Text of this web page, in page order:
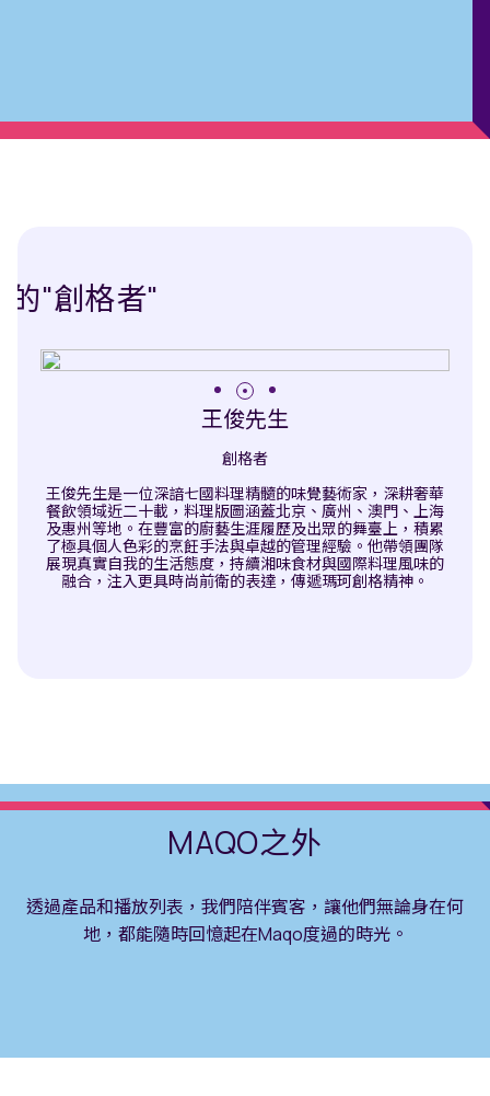
我們的"創格者"
我們的"創格者"
創造獨特且充滿活力的體驗、產品、時刻、文化和美食。
王俊先生
創格者
王俊先生是一位深諳七國料理精髓的味覺藝術家，深耕奢華
餐飲領域近二十載，料理版圖涵蓋北京、廣州、澳門、上海
及惠州等地。在豐富的廚藝生涯履歷及出眾的舞臺上，積累
了極具個人色彩的烹飪手法與卓越的管理經驗。他帶領團隊
展現真實自我的生活態度，持續湘味食材與國際料理風味的
融合，注入更具時尚前衛的表達，傳遞瑪珂創格精神。
何杰先生
創格者
何杰先生不僅是前廳部中傑出的代表，更是創格者中的一
員。他始終以卓越的執行力，為賓客激發每一個靈感抵達時
刻。無論是精心籌劃的專屬定制服務，抑或是甄選星城旅遊
的指南攻略，何杰先生都能精準傳遞瑪珂品牌精神，使每一
位賓客都能感受到長沙瑪珂酒店充滿活力的精彩紛呈旅程。
MAQO之外
透過產品和播放列表，我們陪伴賓客，讓他們無論身在何
地，都能隨時回憶起在Maqo度過的時光。